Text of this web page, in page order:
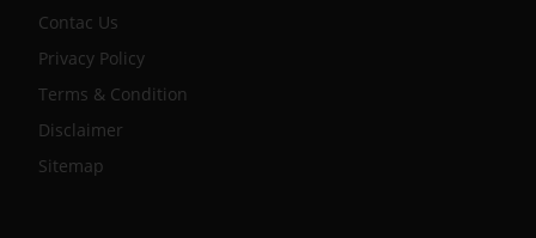
Contac Us
Privacy Policy
Terms & Condition
Disclaimer
Sitemap